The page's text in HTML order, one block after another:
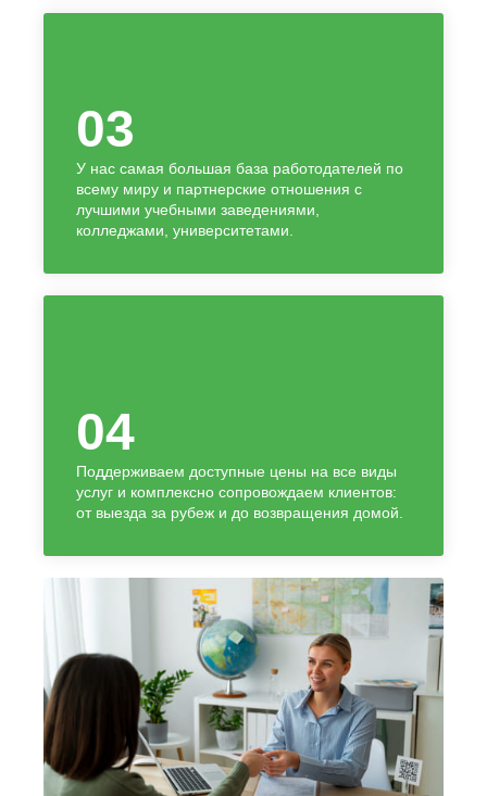
03
У нас самая большая база работодателей по
всему миру и партнерские отношения с
лучшими учебными заведениями,
колледжами, университетами.
04
Поддерживаем доступные цены на все виды
услуг и комплексно сопровождаем клиентов:
от выезда за рубеж и до возвращения домой.